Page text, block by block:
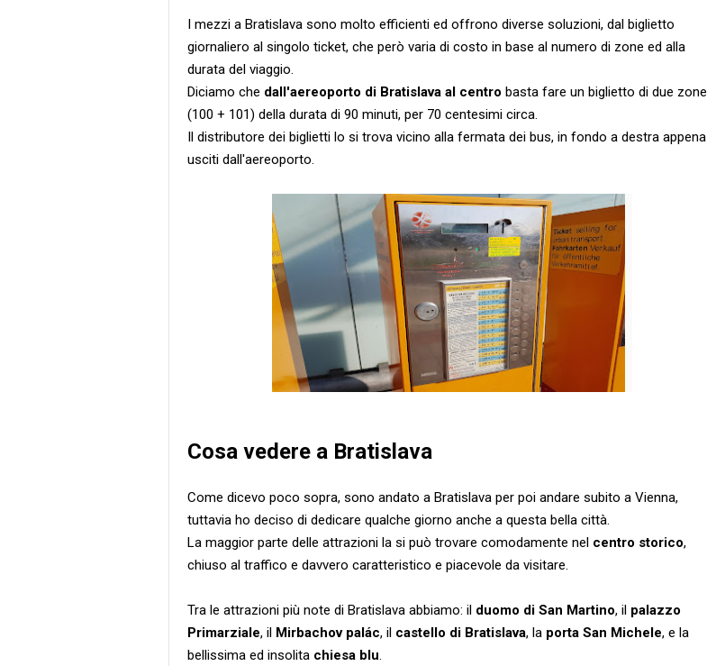
I mezzi a Bratislava sono molto efficienti ed offrono diverse soluzioni, dal biglietto
giornaliero al singolo ticket, che però varia di costo in base al numero di zone ed alla
durata del viaggio.
Diciamo che dall'aereoporto di Bratislava al centro basta fare un biglietto di due zone
(100 + 101) della durata di 90 minuti, per 70 centesimi circa.
Il distributore dei biglietti lo si trova vicino alla fermata dei bus, in fondo a destra appena
usciti dall'aereoporto.
Cosa vedere a Bratislava
Come dicevo poco sopra, sono andato a Bratislava per poi andare subito a Vienna,
tuttavia ho deciso di dedicare qualche giorno anche a questa bella città.
La maggior parte delle attrazioni la si può trovare comodamente nel centro storico,
chiuso al traffico e davvero caratteristico e piacevole da visitare.
Tra le attrazioni più note di Bratislava abbiamo: il duomo di San Martino, il palazzo
Primarziale, il Mirbachov palác, il castello di Bratislava, la porta San Michele, e la
bellissima ed insolita chiesa blu.